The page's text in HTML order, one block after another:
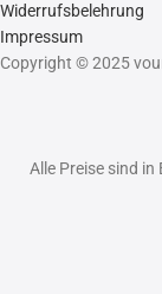
Widerrufsbelehrung
Impressum
Copyright © 2025
Alle Preise sind